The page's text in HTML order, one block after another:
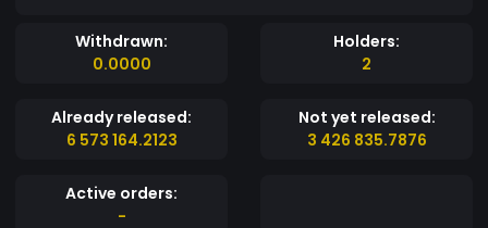
Withdrawn:
0.0000
Holders:
2
Already released:
6 573 164.2123
Not yet released:
3 426 835.7876
Active orders:
-